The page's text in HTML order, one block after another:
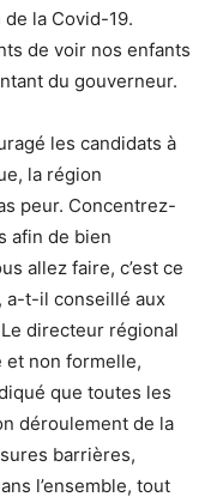
la Covid-19.
de voir nos enfants
du gouverneur.
les candidats à
la région
peur. Concentrez-
afin de bien
allez faire, c’est ce
a-t-il conseillé aux
directeur régional
et non formelle,
que toutes les
déroulement de la
barrières,
l’ensemble, tout